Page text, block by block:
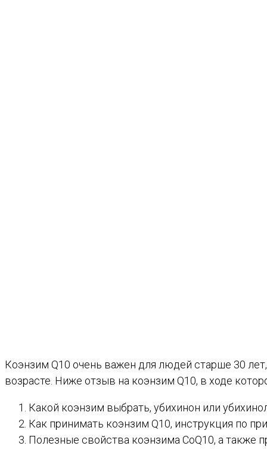
Коэнзим Q10 очень важен для людей старше 30
возрасте. Ниже отзыв на коэнзим Q10, в ходе
Какой коэнзим выбрать, убихинон или
Как принимать коэнзим Q10, инструкция по
Полезные свойства коэнзима CoQ10, а также